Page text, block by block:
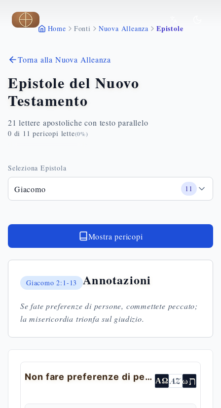
Vai al contenuto principale
Home Fonti Nuova Alleanza Epistole
Torna alla Nuova Alleanza
Epistole del Nuovo
Testamento
21 lettere apostoliche con testo parallelo
0 di 11 pericopi lette(0%)
Seleziona Epistola
Giacomo 11
Mostra pericopi
Giacomo 2:1-13 Annotazioni
Se fate preferenze di persone, commettete peccato;
la misericordia trionfa sul giudizio.
Non fare preferenze di persone ΑΩ AZωת